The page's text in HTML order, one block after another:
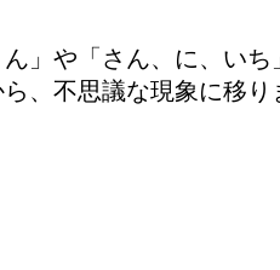
」や「さん、に、いち
、不思議な現象に移り